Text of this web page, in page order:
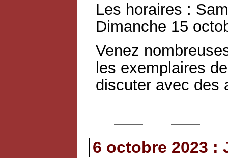
Les horaires :
Dimanche 15
Venez
les exemplaires
discuter avec des
6 octobre 2023 :